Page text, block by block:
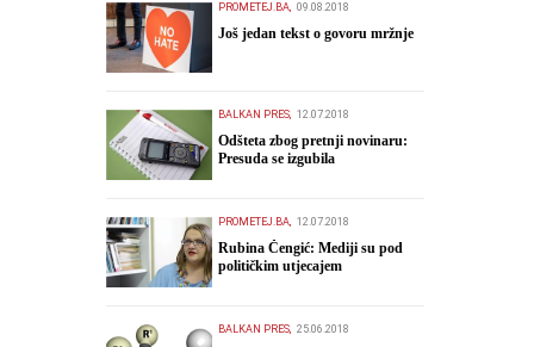
PROMETEJ.BA, 09.08.2018
Još jedan tekst o govoru mržnje
BALKAN PRES, 12.07.2018
Odšteta zbog pretnji novinaru:
Presuda se izgubila
PROMETEJ.BA, 12.07.2018
Rubina Čengić: Mediji su pod
političkim utjecajem
BALKAN PRES, 25.06.2018